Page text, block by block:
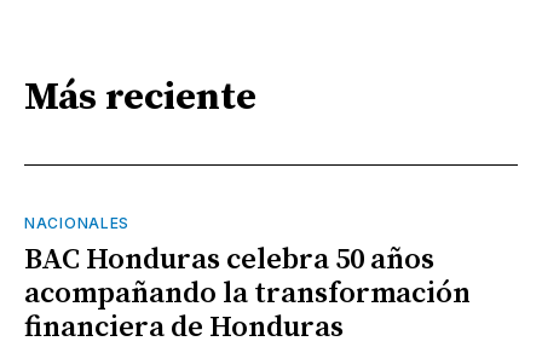
Más reciente
NACIONALES
BAC Honduras celebra 50 años
acompañando la transformación
financiera de Honduras